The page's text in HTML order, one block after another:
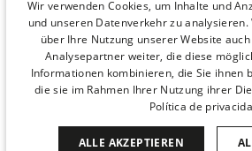
Wir verwenden Cookies, um Inhalte und
und unseren Datenverkehr zu
über Ihre Nutzung unserer Website
Analysepartner weiter, die diese
Informationen kombinieren, die Sie ihnen
die sie im Rahmen Ihrer Nutzung ihrer
Política de
ALLE AKZEPTIEREN